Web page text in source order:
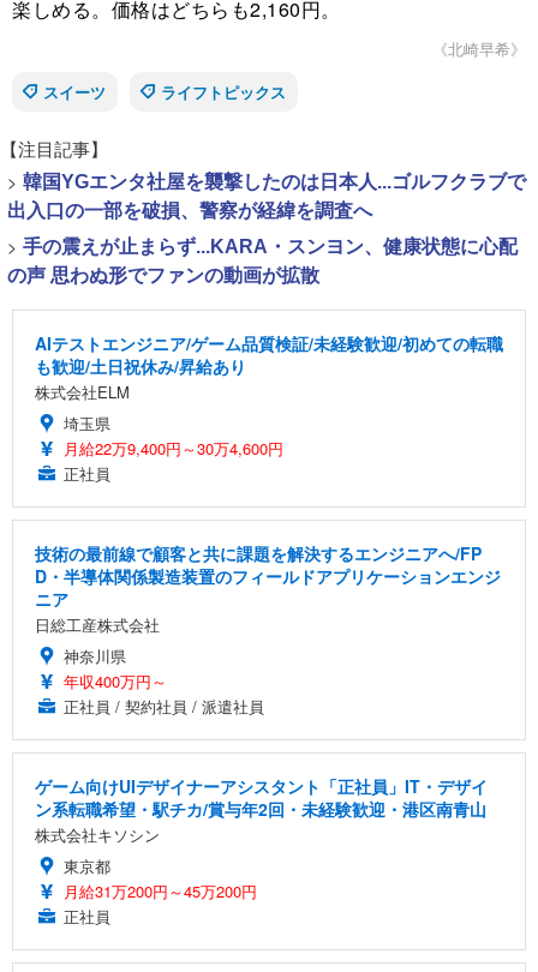
楽しめる。価格はどちらも2,160円。
《北崎早希》
スイーツ
ライフトピックス
【注目記事】
> 韓国YGエンタ社屋を襲撃したのは日本人...ゴルフクラブで
出入口の一部を破損、警察が経緯を調査へ
> 手の震えが止まらず...KARA・スンヨン、健康状態に心配
の声 思わぬ形でファンの動画が拡散
AIテストエンジニア/ゲーム品質検証/未経験歓迎/初めての転職
も歓迎/土日祝休み/昇給あり
株式会社ELM
埼玉県
月給22万9,400円～30万4,600円
正社員
技術の最前線で顧客と共に課題を解決するエンジニアへ/FP
D・半導体関係製造装置のフィールドアプリケーションエンジ
ニア
日総工産株式会社
神奈川県
年収400万円～
正社員 / 契約社員 / 派遣社員
ゲーム向けUIデザイナーアシスタント「正社員」IT・デザイ
ン系転職希望・駅チカ/賞与年2回・未経験歓迎・港区南青山
株式会社キソシン
東京都
月給31万200円～45万200円
正社員